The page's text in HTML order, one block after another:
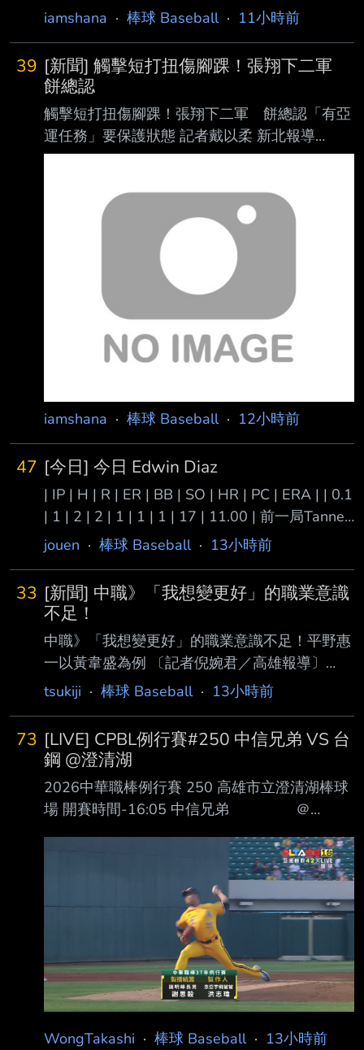
「從去年他的肢體動作，他是很有自信的。但今
勝欲望。」談起今年三度下二軍調整的「美美」
鄭浩均， 中信兄弟投手教練王建民今天直言他
跟去年的差別就在求勝欲望，感覺企圖心沒有像
去年 那麼強烈。 鄭浩均本季14場先發累計4勝6
敗、防禦率6.72，5日對富邦悍將先發4.2局被敲
下二軍 可
iamshana · 棒球 Baseball· 11小時前
39 [新聞] 觸擊短打扭傷腳踝！張翔下二軍
餅總認
觸擊短打扭傷腳踝！張翔下二軍 餅總認「有亞
運任務」要保護狀態 記者戴以柔 新北報導
2026/08/08 17:01:00 2026/08/08 17:09:13 更
運國手張翔卻在9局上執行觸擊短打的過程中 疑
似扭傷腳踝，9日賽前總教練林岳平透露傷勢不
是太嚴重，但確定先被降到二軍調整。 9局上獅
隊捕手張翔在執行觸擊短打的過程中，疑似扭傷
腳踝，賽後餅總用「應該不是很O K」形容，8
日賽前他以也更新傷情，「應該中等，不是很嚴
重，因為有腫脹嘛，是可以忍 受的強度啦，但
iamshana · 棒球 Baseball· 12小時前
47 [今日] 今日 Edwin Diaz
| IP | H | R | ER | BB | SO | HR | PC | ERA | | 0.1
| 1 | 2 | 2 | 1 | 1 | 1 | 17 | 11.00 | 前一局Tanner
搞到滿壘 驚險下莊 最後一局領先一分 Diaz一上
下去 道奇七連敗中... --
jouen · 棒球 Baseball· 13小時前
33 [新聞] 中職》「我想變更好」的職業意識
不足！
中職》「我想變更好」的職業意識不足！平野惠
一以黃韋盛為例 〔記者倪婉君／高雄報導〕
「可能很多人都覺得我對老將特別好、對年輕球
覺得盡早把這些年輕人的基礎打好，是很重要的
事。」中信兄 弟總教練平野惠一今天賽前在回
答媒體對於27歲內野手黃韋盛的提問時，有感而
發地道出兄 弟目前年輕選手普遍職業意識不
足，「不只是韋盛，大家的職業意識，都有加強
的空間。」 黃韋盛開季手感不俗，甚至在4月底
一度以近4成打擊率高居榜首，只是好手感並未
一直維持 ，在今天賽前的打擊率已掉至2成44，
但
tsukiji · 棒球 Baseball· 13小時前
73 [LIVE] CPBL例行賽#250 中信兄弟 VS 台
鋼 @澄清湖
2026中華職棒例行賽 250 高雄市立澄清湖棒球
場 開賽時間-16:05 中信兄弟 ＠
Ｂ 王博玄 ３Ｂ 張士綸 Ｓ
Ｓ 曾子祐 ＣＦ 宋晟睿 Ｃ
Ｆ 陳文杰 ＤＨ 陳俊秀 Ｄ
Ｈ 魔 鷹 ＬＦ 曾頌恩 ＬＦ
王柏融 ＳＳ 江坤宇 ３Ｂ 吳念
庭 １Ｂ 黃韋盛 ＲＦ 藍寅倫
Ｃ 高宇杰 Ｃ 顏采丞 ２
Ｂ 岳東華 ２Ｂ 曾昱磬
WongTakashi · 棒球 Baseball· 13小時前